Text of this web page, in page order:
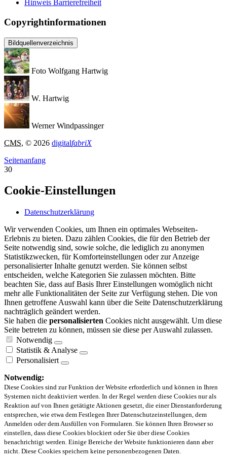
Hinweis Barrierefreiheit
Copyrightinformationen
Bildquellenverzeichnis
Foto Wolfgang Hartwig
W. Hartwig
Werner Windpassinger
CMS, © 2026 digitalfabriX
Seitenanfang
30
Cookie-Einstellungen
Datenschutzerklärung
Wir verwenden Cookies, um Ihnen ein optimales Webseiten-
Erlebnis zu bieten. Dazu zählen Cookies, die für den Betrieb der
Seite notwendig sind, sowie solche, die lediglich zu anonymen
Statistikzwecken, für Komforteinstellungen oder zur Anzeige
personalisierter Inhalte genutzt werden. Sie können selbst
entscheiden, welche Kategorien Sie zulassen möchten. Bitte
beachten Sie, dass auf Basis Ihrer Einstellungen womöglich nicht
mehr alle Funktionalitäten der Seite zur Verfügung stehen. Die von
Ihnen getroffene Auswahl kann über die Seite Datenschutzerklärung
nachträglich geändert werden.
Sie haben die personalisierten Cookies nicht ausgewählt. Um diese
Seite betreten zu können, müssen sie diese per Auswahl zulassen.
Notwendig
Statistik & Analyse
Personalisiert
Notwendig:
Diese Cookies sind zur Funktion der Website erforderlich und können in Ihren
Systemen nicht deaktiviert werden. In der Regel werden diese Cookies nur als
Reaktion auf von Ihnen getätigte Aktionen gesetzt, die einer Dienstanforderung
entsprechen, wie etwa dem Festlegen Ihrer Datenschutzeinstellungen, dem
Anmelden oder dem Ausfüllen von Formularen. Sie können Ihren Browser so
einstellen, dass diese Cookies blockiert oder Sie über diese Cookies
benachrichtigt werden. Einige Bereiche der Website funktionieren dann aber
nicht. Diese Cookies speichern keine personenbezogenen Daten.